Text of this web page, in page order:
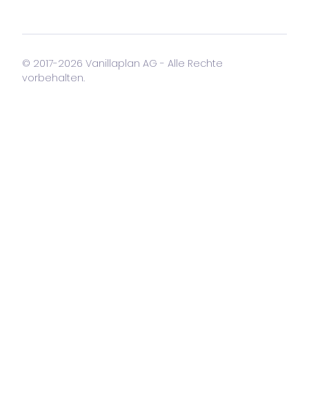
© 2017-2026 Vanillaplan AG - Alle Rechte
vorbehalten.